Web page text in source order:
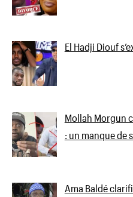
El Hadji Diouf
Mollah Morgun
: un manque de
Ama Baldé